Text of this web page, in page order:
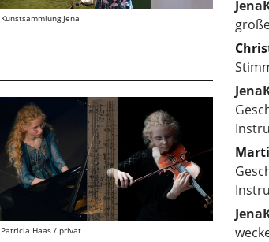
Kunstsammlung Jena
Patricia Haas / privat